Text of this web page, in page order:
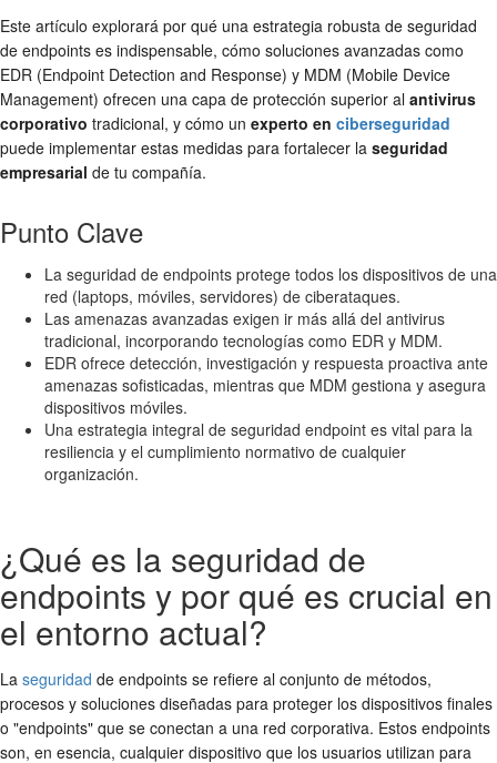
Este artículo explorará por qué una estrategia robusta de seguridad
de endpoints es indispensable, cómo soluciones avanzadas como
EDR (Endpoint Detection and Response) y MDM (Mobile Device
Management) ofrecen una capa de protección superior al antivirus
corporativo tradicional, y cómo un experto en ciberseguridad
puede implementar estas medidas para fortalecer la seguridad
empresarial de tu compañía.
Punto Clave
La seguridad de endpoints protege todos los dispositivos de una
red (laptops, móviles, servidores) de ciberataques.
Las amenazas avanzadas exigen ir más allá del antivirus
tradicional, incorporando tecnologías como EDR y MDM.
EDR ofrece detección, investigación y respuesta proactiva ante
amenazas sofisticadas, mientras que MDM gestiona y asegura
dispositivos móviles.
Una estrategia integral de seguridad endpoint es vital para la
resiliencia y el cumplimiento normativo de cualquier
organización.
¿Qué es la seguridad de
endpoints y por qué es crucial en
el entorno actual?
La seguridad de endpoints se refiere al conjunto de métodos,
procesos y soluciones diseñadas para proteger los dispositivos finales
o "endpoints" que se conectan a una red corporativa. Estos endpoints
son, en esencia, cualquier dispositivo que los usuarios utilizan para